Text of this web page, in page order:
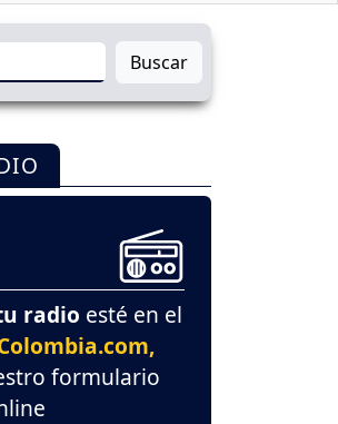
Buscar
radio esté en el
formulario